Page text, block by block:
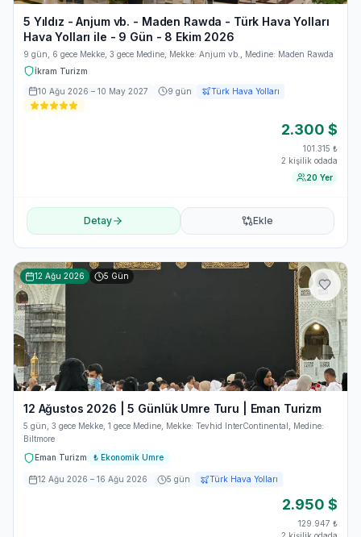
5 Yıldız - Anjum vb. - Maden Rawda - Türk Hava Yolları
Hava Yolları ile - 9 Gün - 8 Ekim 2026
9 gün, 6 gece Mekke, 3 gece Medine, Mekke: Anjum vb., Medine: Maden Rawda
İkram Turizm
10 Ağu 2026 – 10 May 2027 9 gün Türk Hava Yolları
2.300 $
101.315 ₺
2 kişilik odada
20 Yer
Detay Ekle
12 Ağu 2026 5 Gün
12 Ağustos 2026 | 5 Günlük Umre Turu | Eman Turizm
5 gün, 3 gece Mekke, 1 gece Medine, Mekke: Tevhid InterContinental, Medine:
Biltmore
Eman Turizm
₺ Ekonomik Umre
12 Ağu 2026 – 16 Ağu 2026 5 gün Türk Hava Yolları
2.950 $
129.947 ₺